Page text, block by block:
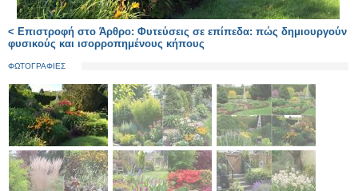
< Επιστροφή στο Άρθρο: Φυτεύσεις σε επίπεδα: πώς δημιουργούν
φυσικούς και ισορροπημένους κήπους
ΦΩΤΟΓΡΑΦΙΕΣ